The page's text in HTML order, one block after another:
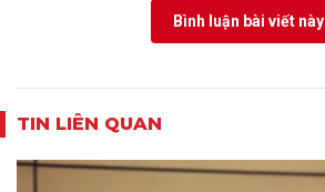
Bình luận bài viết này
TIN LIÊN QUAN